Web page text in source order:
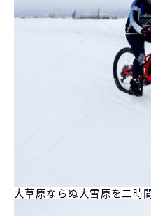
大草原ならぬ大雪原を二時